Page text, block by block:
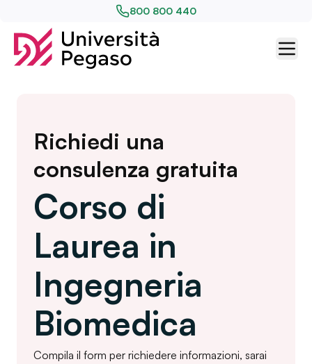
800 800 440
Richiedi una
consulenza gratuita
Corso di
Laurea in
Ingegneria
Biomedica
Compila il form per richiedere informazioni, sarai